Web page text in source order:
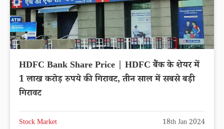
HDFC Bank Share Price | HDFC बैंक के शेयर में
1 लाख करोड़ रुपये की गिरावट, तीन साल में सबसे बड़ी
गिरावट
Stock Market 18th Jan 2024